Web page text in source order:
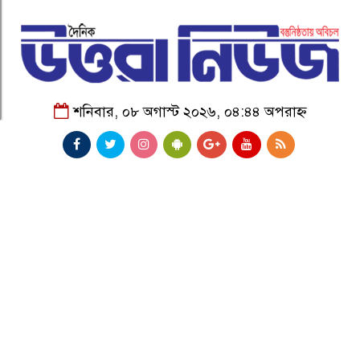
শনিবার, ০৮ অগাস্ট ২০২৬, ০৪:৪৪ অপরাহ্ন